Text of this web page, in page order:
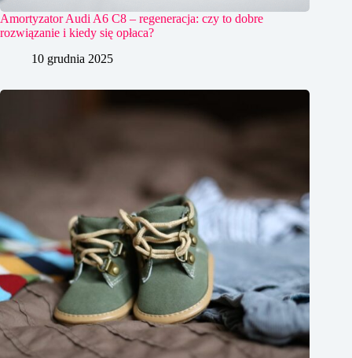
Amortyzator Audi A6 C8 – regeneracja: czy to dobre
rozwiązanie i kiedy się opłaca?
10 grudnia 2025